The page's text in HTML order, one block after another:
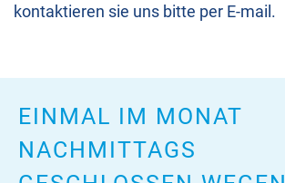
kontaktieren sie uns bitte per E-mail.
EINMAL IM MONAT
NACHMITTAGS